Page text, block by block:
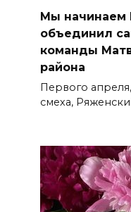
Мы начинаем
объединил
команды
района
Первого
смеха,